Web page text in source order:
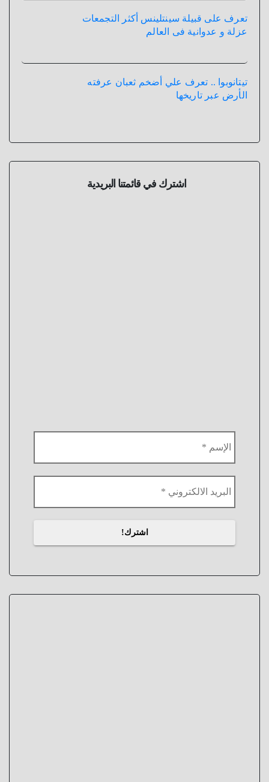
تعرف على قبيلة سينتلينس أكثر التجمعات
عزلة و عدوانية فى العالم
تيتانوبوا .. تعرف علي أضخم ثعبان عرفته
الأرض عبر تاريخها
اشترك في قائمتنا البريدية